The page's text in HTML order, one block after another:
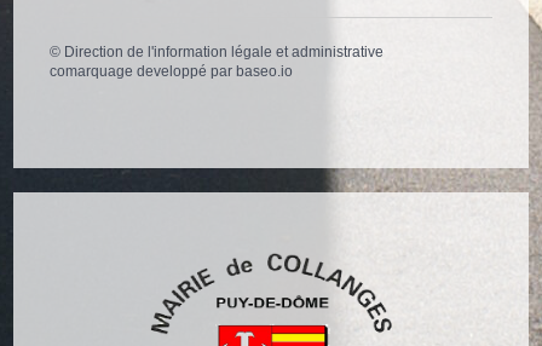
© Direction de l'information légale et administrative
comarquage developpé par baseo.io